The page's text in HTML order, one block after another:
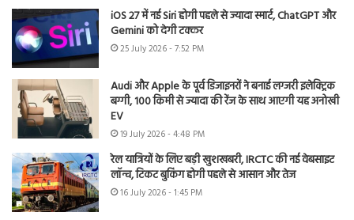
iOS 27 में नई Siri होगी पहले से ज्यादा स्मार्ट, ChatGPT और
Gemini को देगी टक्कर
25 July 2026 - 7:52 PM
Audi और Apple के पूर्व डिजाइनरों ने बनाई लग्जरी इलेक्ट्रिक
बग्गी, 100 किमी से ज्यादा की रेंज के साथ आएगी यह अनोखी
EV
19 July 2026 - 4:48 PM
रेल यात्रियों के लिए बड़ी खुशखबरी, IRCTC की नई वेबसाइट
लॉन्च, टिकट बुकिंग होगी पहले से आसान और तेज
16 July 2026 - 1:45 PM